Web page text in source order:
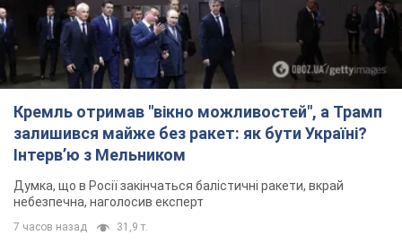
Кремль отримав "вікно можливостей", а Трамп
залишився майже без ракет: як бути Україні?
Інтерв’ю з Мельником
Думка, що в Росії закінчаться балістичні ракети, вкрай
небезпечна, наголосив експерт
7 часов назад 31,9 т.